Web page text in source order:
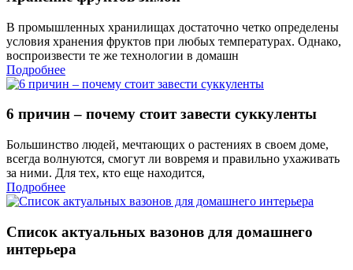
В промышленных хранилищах достаточно четко определены
условия хранения фруктов при любых температурах. Однако,
воспроизвести те же технологии в домашн
Подробнее
6 причин – почему стоит завести суккуленты
Большинство людей, мечтающих о растениях в своем доме,
всегда волнуются, смогут ли вовремя и правильно ухаживать
за ними. Для тех, кто еще находится,
Подробнее
Список актуальных вазонов для домашнего
интерьера